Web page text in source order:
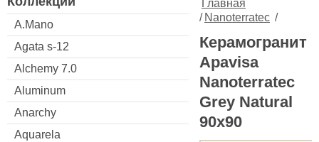
A.Mano
Agata s-12
Alchemy 7.0
Aluminum
Anarchy
Aquarela
Главная
/ Nanoterratec /
Керамогранит
Apavisa
Nanoterratec
Grey Natural
90x90